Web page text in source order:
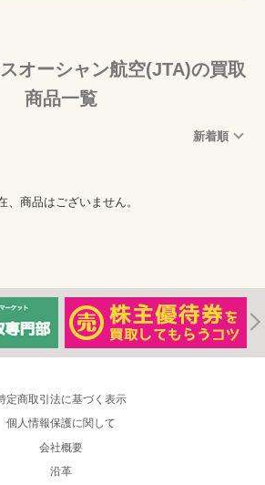
オーシャン航空(JTA)の買取
商品一覧
新着順
、商品はございません。
定商取引法に基づく表示
個人情報保護に関して
会社概要
沿革